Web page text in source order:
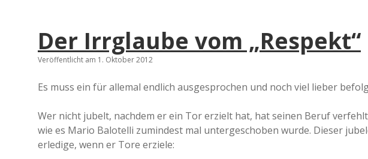
n
e
r
Der Irrglaube vom „Respekt“
Veröffentlicht am 1. Oktober 2012
Es muss ein für allemal endlich ausgesprochen und noch viel lieber
Wer nicht jubelt, nachdem er ein Tor erzielt hat, hat seinen Beruf
wie es Mario Balotelli zumindest mal untergeschoben wurde. Dieser
erledige, wenn er Tore erziele: